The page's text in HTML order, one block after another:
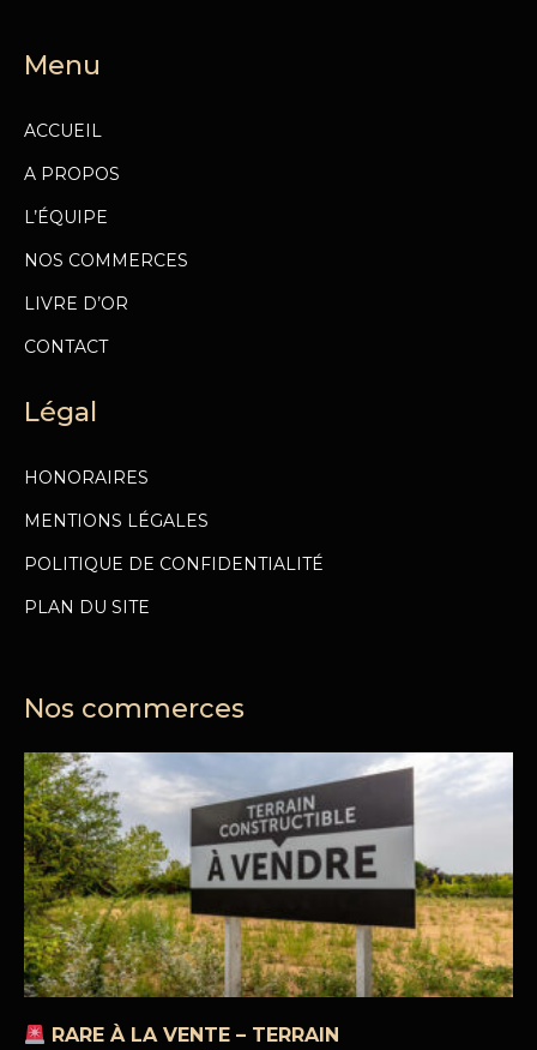
Menu
ACCUEIL
A PROPOS
L’ÉQUIPE
NOS COMMERCES
LIVRE D’OR
CONTACT
Légal
HONORAIRES
MENTIONS LÉGALES
POLITIQUE DE CONFIDENTIALITÉ
PLAN DU SITE
Nos commerces
RARE À LA VENTE – TERRAIN